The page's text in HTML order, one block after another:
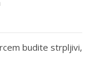
budite strpljivi,